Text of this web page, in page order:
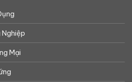
Nghiệp
Mại